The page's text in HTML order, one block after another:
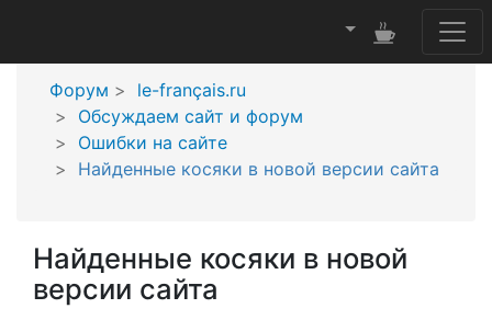
Форум
le-français.ru
Обсуждаем сайт и форум
Ошибки на сайте
Найденные косяки в новой версии сайта
Найденные косяки в новой
версии сайта